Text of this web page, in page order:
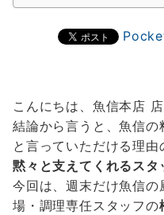
こんにちは、魚信本店 店
結論から言うと、魚信の
と言っていただける理由
黙々と支えてくれるスタ
今回は、週末だけ魚信
場・調理専任スタッフの